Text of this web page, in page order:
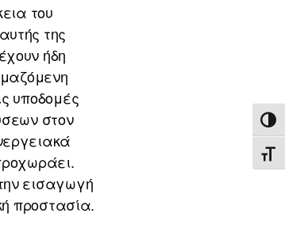
του
της
ήδη
υποδομές
στον
εισαγωγή
προστασία.